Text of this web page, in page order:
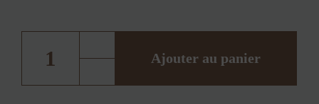
Ajouter au panier